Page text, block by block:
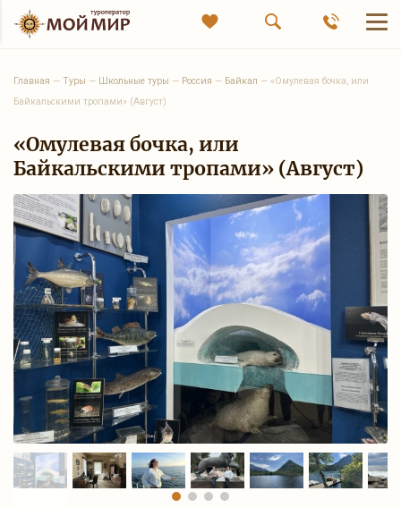
Главная — Туры — Школьные туры — Россия — Байкал — «Омулевая бочка, или
Байкальскими тропами» (Август)
«Омулевая бочка, или
Байкальскими тропами» (Август)